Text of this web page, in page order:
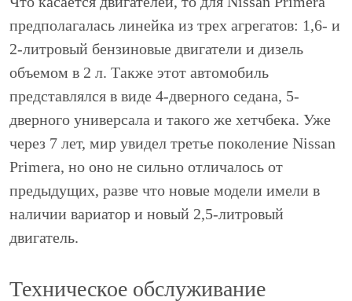
предполагалась линейка из трех агрегатов: 1,6- и
2-литровый бензиновые двигатели и дизель
объемом в 2 л. Также этот автомобиль
представлялся в виде 4-дверного седана, 5-
дверного универсала и такого же хетчбека. Уже
через 7 лет, мир увидел третье поколение Nissan
Primera, но оно не сильно отличалось от
предыдущих, разве что новые модели имели в
наличии вариатор и новый 2,5-литровый
двигатель.
Техническое обслуживание